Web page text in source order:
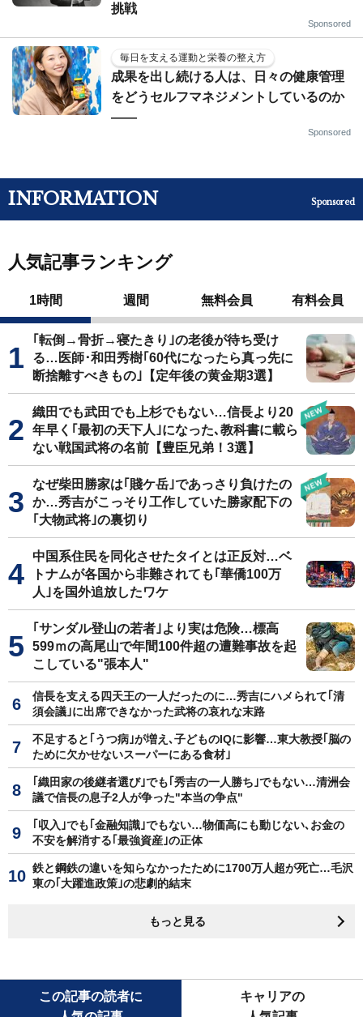
挑戦
Sponsored
毎日を支える運動と栄養の整え方
成果を出し続ける人は、日々の健康管理
をどうセルフマネジメントしているのか
——
Sponsored
INFORMATION Sponsored
人気記事ランキング
1時間 週間 無料会員 有料会員
｢転倒→骨折→寝たきり｣の老後が待ち受け
る…医師･和田秀樹｢60代になったら真っ先に
断捨離すべきもの｣【定年後の黄金期3選】
織田でも武田でも上杉でもない…信長より20
年早く｢最初の天下人｣になった､教科書に載ら
ない戦国武将の名前【豊臣兄弟！3選】
なぜ柴田勝家は｢賤ケ岳｣であっさり負けたの
か…秀吉がこっそり工作していた勝家配下の
｢大物武将｣の裏切り
中国系住民を同化させたタイとは正反対…ベ
トナムが各国から非難されても｢華僑100万
人｣を国外追放したワケ
｢サンダル登山の若者｣より実は危険…標高
599ｍの高尾山で年間100件超の遭難事故を起
こしている"張本人"
信長を支える四天王の一人だったのに…秀吉にハメられて｢清
須会議｣に出席できなかった武将の哀れな末路
不足すると｢うつ病｣が増え､子どものIQに影響…東大教授｢脳の
ために欠かせないスーパーにある食材｣
｢織田家の後継者選び｣でも｢秀吉の一人勝ち｣でもない…清洲会
議で信長の息子2人が争った"本当の争点"
｢収入｣でも｢金融知識｣でもない…物価高にも動じない､お金の
不安を解消する｢最強資産｣の正体
鉄と鋼鉄の違いを知らなかったために1700万人超が死亡…毛沢
東の｢大躍進政策｣の悲劇的結末
もっと見る
この記事の読者に
キャリアの